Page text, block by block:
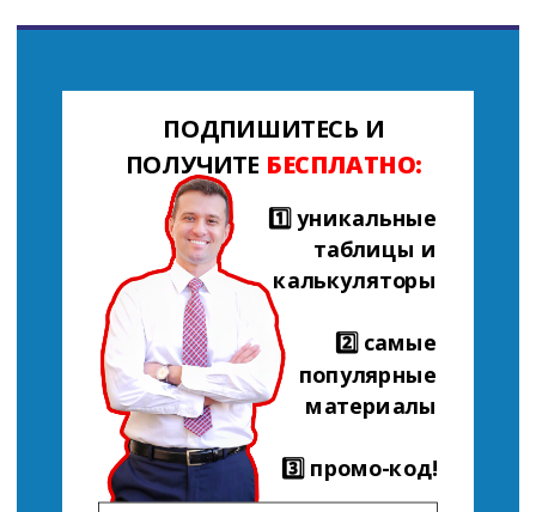
ПОДПИШИТЕСЬ И
ПОЛУЧИТЕ БЕСПЛАТНО:
1️⃣ уникальные
таблицы и
калькуляторы
2️⃣ самые
популярные
материалы
3️⃣ промо-код!